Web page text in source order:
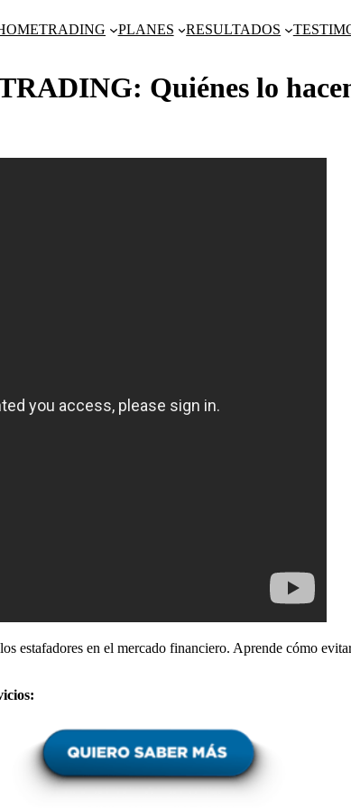
TRADING PLANES RESULTADOS
Quiénes lo
estafadores en el mercado financiero. Aprende cómo